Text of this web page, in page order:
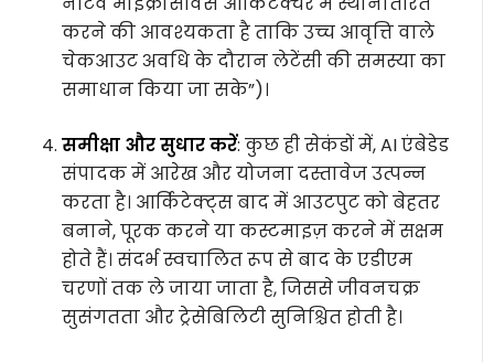
करने की आवश्यकता है ताकि उच्च आवृत्ति वाले
चेकआउट अवधि के दौरान लेटेंसी की समस्या का
समाधान किया जा सके”)।
समीक्षा और सुधार करें: कुछ ही सेकंडों में, AI एंबेडेड
संपादक में आरेख और योजना दस्तावेज उत्पन्न
करता है। आर्किटेक्ट्स बाद में आउटपुट को बेहतर
बनाने, पूरक करने या कस्टमाइज़ करने में सक्षम
होते हैं। संदर्भ स्वचालित रूप से बाद के एडीएम
चरणों तक ले जाया जाता है, जिससे जीवनचक्र
सुसंगतता और ट्रेसेबिलिटी सुनिश्चित होती है।